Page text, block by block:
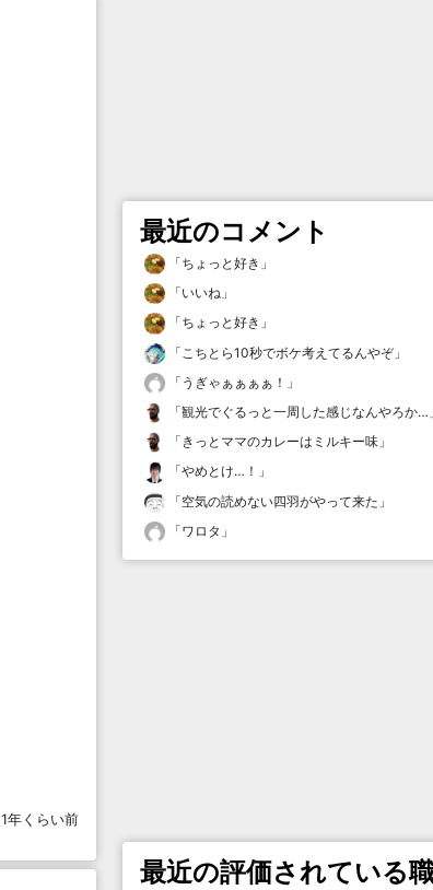
1年くらい前
最近のコメント
「ちょっと好き 」
「いいね 」
「ちょっと好き 」
「 こちとら10秒でボケ考えてるんやぞ」
「 うぎゃぁぁぁぁ！ 」
「観光でぐるっと一周した感じなんやろか…
「 きっとママのカレーはミルキー味 」
「やめとけ…！ 」
「空気の読めない四羽がやって来た 」
「ワロタ 」
最近の評価されている